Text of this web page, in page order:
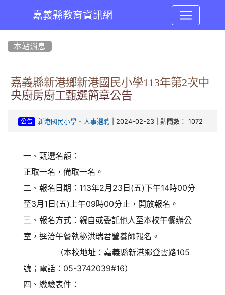
嘉義縣教育資訊網
本站消息
嘉義縣新港鄉新港國民小學113年第2次中
央廚房廚工甄選簡章公告
公告 新港國民小學- 人事選聘| 2024-02-23 | 點閱數： 1072
一、甄選名額：
正取一名，備取一名。
二、報名日期：113年2月23日(五)下午14時00分
至3月1日(五)上午09時00分止，開放報名。
三、報名方式：親自或委託他人至本校午餐辦公
室，逕洽午餐執秘洪瑞君營養師報名。
（本校地址：嘉義縣新港鄉登雲路105
號；電話：05-3742039#16）
四、繳驗表件：